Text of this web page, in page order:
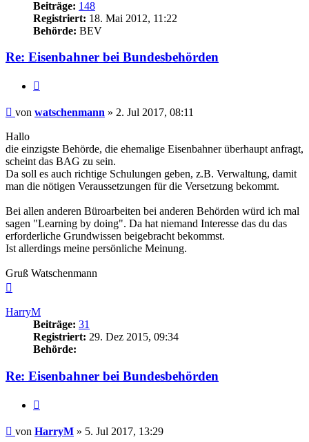
Beiträge: 148
Registriert: 18. Mai 2012, 11:22
Behörde: BEV
Re: Eisenbahner bei Bundesbehörden
Beitrag
von watschenmann » 2. Jul 2017, 08:11
Hallo
die einzigste Behörde, die ehemalige Eisenbahner überhaupt anfragt,
scheint das BAG zu sein.
Da soll es auch richtige Schulungen geben, z.B. Verwaltung, damit
man die nötigen Veraussetzungen für die Versetzung bekommt.
Bei allen anderen Büroarbeiten bei anderen Behörden würd ich mal
sagen "Learning by doing". Da hat niemand Interesse das du das
erforderliche Grundwissen beigebracht bekommst.
Ist allerdings meine persönliche Meinung.
Gruß Watschenmann
HarryM
Beiträge: 31
Registriert: 29. Dez 2015, 09:34
Behörde:
Re: Eisenbahner bei Bundesbehörden
Beitrag
von HarryM » 5. Jul 2017, 13:29